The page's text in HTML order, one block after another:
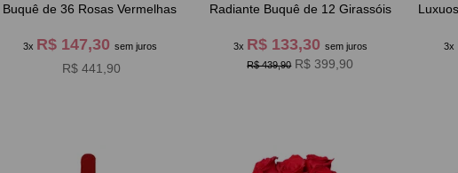
Buquê de 36 Rosas Vermelhas
3x R$ 147,30 sem juros
R$ 441,90
Radiante Buquê de 12 Girassóis
3x R$ 133,30 sem juros
R$ 439,90 R$ 399,90
Luxuosas 24
3x